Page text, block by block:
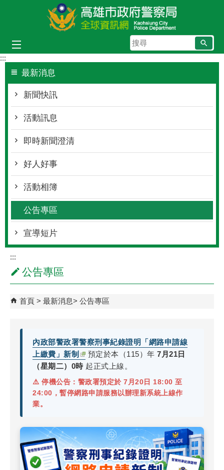
跳到主要內容區塊
搜
尋
:::
最新消息
新聞快訊
活動訊息
即時新聞澄清
好人好事
活動相簿
公告專區
宣導短片
:::
公告專區
首頁 最新消息 公告專區
內政部警政署警察刑事紀錄證明「網路申請線
上繳費」新制
預定於本（115）年 7月21日
（星期二）0時起正式上線。
⚠️ 停機公告：警政署預定於 7月20日 18:00 至
24:00，暫停網路申請服務以辦理新系統上線作
業。